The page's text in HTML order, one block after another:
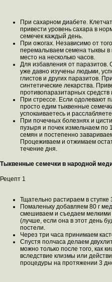
При сахарном диабете.
привести уровень сахара в
семечек каждый день.
При ожогах. Независимо от
перемалываем семена тыквы
место на несколько часов.
Для избавления от паразитов.
уже давно изучены людьми,
глистов и других паразитов.
синтетические лекарства.
противопаразитарных средств
При стрессе. Если одолевают
просто едим тыквенные
успокаиваетесь и
При почечных болезнях и
пузыря и почек измельчаем по
семян и постепенно
Процеживаем и отжимаем
течение дня.
Тыквенные семечки в народной
Рецепт 1
Тщательно растираем в
Помаленьку добавляем 80 г
смешиваем и съедаем
(лучше, если она в этот день
постели.
Через три часа принимаем
Спустя полчаса делаем
можно только после того, как
вследствие клизмы или
процедуры на протяжении 3